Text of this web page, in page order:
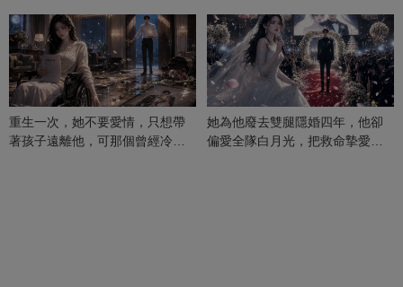
重生一次，她不要愛情，只想帶
著孩子遠離他，可那個曾經冷漠
她為他廢去雙腿隱婚四年，他卻
偏愛全隊白月光，把救命摯愛當